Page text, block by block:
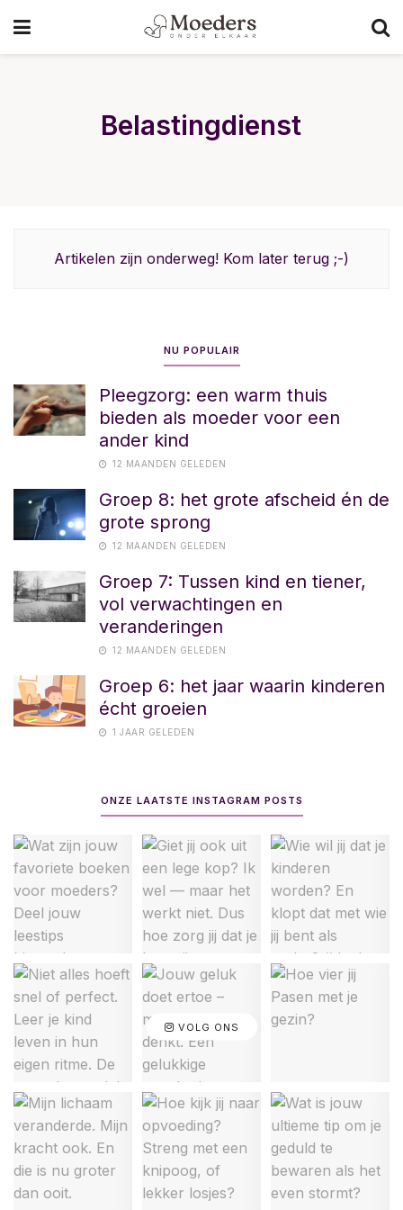
Belastingdienst
Artikelen zijn onderweg! Kom later terug ;-)
NU POPULAIR
Pleegzorg: een warm thuis
bieden als moeder voor een
ander kind
12 MAANDEN GELEDEN
Groep 8: het grote afscheid én de
grote sprong
12 MAANDEN GELEDEN
Groep 7: Tussen kind en tiener,
vol verwachtingen en
veranderingen
12 MAANDEN GELEDEN
Groep 6: het jaar waarin kinderen
écht groeien
1 JAAR GELEDEN
ONZE LAATSTE INSTAGRAM POSTS
VOLG ONS